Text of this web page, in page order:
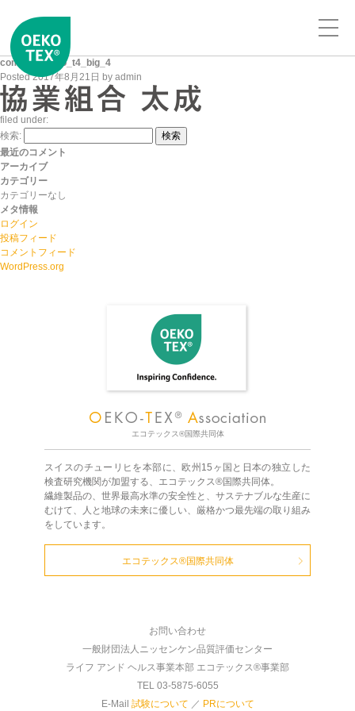
company_logo_t4_big_4
Posted2017年8月21日 by admin
filed under:
検索:
検索
最近のコメント
アーカイブ
カテゴリー
カテゴリーなし
メタ情報
ログイン
投稿フィード
コメントフィード
WordPress.org
エコテックス®国際共同体
スイスのチューリヒを本部に、欧州15ヶ国と日本の独立した
検査研究機関が加盟する、エコテックス®国際共同体。
繊維製品の、世界最高水準の安全性と、サステナブルな生産に
むけて、人と地球の未来に優しい、厳格かつ最先端の取り組み
をしています。
エコテックス®国際共同体
お問い合わせ
一般財団法人ニッセンケン品質評価センター
ライフ アンド ヘルス事業本部 エコテックス®事業部
TEL 03-5875-6055
E-Mail 試験について ／ PRについて